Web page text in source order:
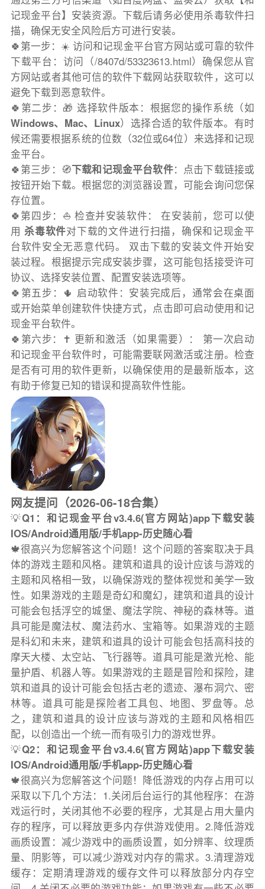
记现金平台】安装资源。下载后请务必使用杀毒软件扫
描，确保无安全风险后方可进行安装。
🍀第一步：☀️ 访问和记现金平台官方网站或可靠的软件
下载平台：访问（/8407d/53323613.html）确保您从官
方网站或者其他可信的软件下载网站获取软件，这可以
避免下载到恶意软件。
🍀第二步：🎁 选择软件版本：根据您的操作系统（如
Windows、Mac、Linux）选择合适的软件版本。有时
候还需要根据系统的位数（32位或64位）来选择和记现
金平台。
🍀第三步：🧭下载和记现金平台软件：点击下载链接或
按钮开始下载。根据您的浏览器设置，可能会询问您保
存位置。
🍀第四步：⛵️ 检查并安装软件： 在安装前，您可以使
用杀毒软件对下载的文件进行扫描，确保和记现金平
台软件安全无恶意代码。 双击下载的安装文件开始安
装过程。根据提示完成安装步骤，这可能包括接受许可
协议、选择安装位置、配置安装选项等。
🍀第五步：🌵 启动软件：安装完成后，通常会在桌面
或开始菜单创建软件快捷方式，点击即可启动使用和记
现金平台软件。
🍀第六步：✝️ 更新和激活（如果需要）： 第一次启动
和记现金平台软件时，可能需要联网激活或注册。检查
是否有可用的软件更新，以确保使用的是最新版本，这
有助于修复已知的错误和提高软件性能。
网友提问（2026-06-18合集）
💡Q1：和记现金平台v3.4.6(官方网站)app下载安装
IOS/Android通用版/手机app-历史随心看
🍁很高兴为您解答这个问题！这个问题的答案取决于具
体的游戏主题和风格。建筑和道具的设计应该与游戏的
主题和风格相一致，以确保游戏的整体视觉和美学一致
性。如果游戏的主题是奇幻和魔幻，建筑和道具的设计
可能会包括浮空的城堡、魔法学院、神秘的森林等。道
具可能是魔法杖、魔法药水、宝箱等。如果游戏的主题
是科幻和未来，建筑和道具的设计可能会包括高科技的
摩天大楼、太空站、飞行器等。道具可能是激光枪、能
量护盾、机器人等。如果游戏的主题是冒险和探险，建
筑和道具的设计可能会包括古老的遗迹、瀑布洞穴、密
林等。道具可能是探险者工具包、地图、罗盘等。总
之，建筑和道具的设计应该与游戏的主题和风格相匹
配，以创造出一个统一而有吸引力的游戏世界。
💡Q2：和记现金平台v3.4.6(官方网站)app下载安装
IOS/Android通用版/手机app-历史随心看
🍁很高兴为您解答这个问题！降低游戏的内存占用可以
采取以下几个方法：1.关闭后台运行的其他程序：在游
戏运行时，关闭其他不必要的程序，尤其是占用大量内
存的程序，可以释放更多内存供游戏使用。2.降低游戏
画质设置：减少游戏中的画质设置，如分辨率、纹理质
量、阴影等，可以减少游戏对内存的需求。3.清理游戏
缓存：定期清理游戏的缓存文件可以释放部分内存空